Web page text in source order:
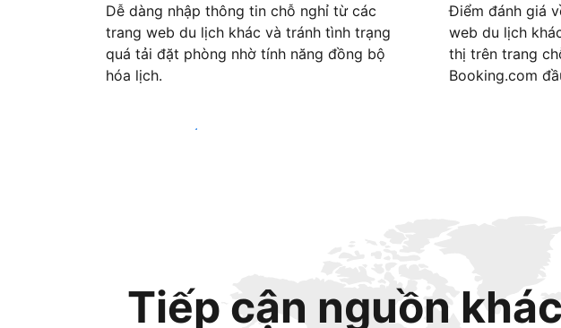
Dễ dàng nhập thông tin chỗ nghỉ từ các
trang web du lịch khác và tránh tình trạng
quá tải đặt phòng nhờ tính năng đồng bộ
hóa lịch.
Điểm đánh giá
web du lịch
thị trên trang
Booking.com
Bắt đầu ngay hôm nay
Tiếp cận nguồn